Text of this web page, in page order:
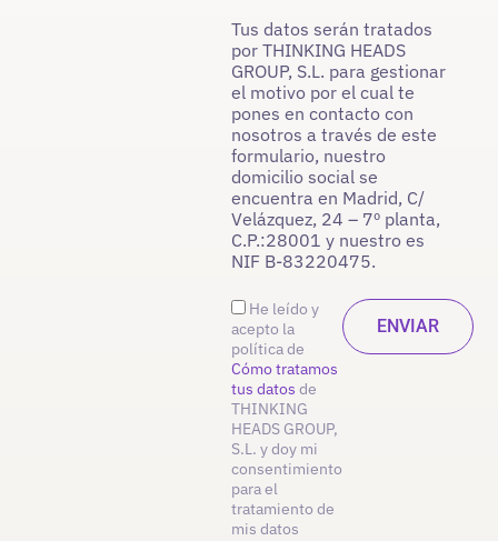
Tus datos serán tratados
por THINKING HEADS
GROUP, S.L. para gestionar
el motivo por el cual te
pones en contacto con
nosotros a través de este
formulario, nuestro
domicilio social se
encuentra en Madrid, C/
Velázquez, 24 – 7º planta,
C.P.:28001 y nuestro es
NIF B-83220475.
He leído y
acepto la
política de
Cómo tratamos
tus datos de
THINKING
HEADS GROUP,
S.L. y doy mi
consentimiento
para el
tratamiento de
mis datos